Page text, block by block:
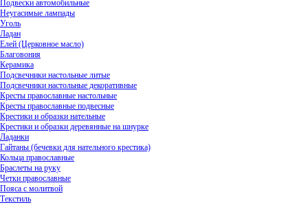
Подвески автомобильные
Неугасимые лампады
Уголь
Ладан
Елей (Церковное масло)
Благовония
Керамика
Подсвечники настольные литые
Подсвечники настольные декоративные
Кресты православные настольные
Кресты православные подвесные
Крестики и образки нательные
Крестики и образки деревянные на шнурке
Ладанки
Гайтаны (бечевки для нательного крестика)
Кольца православные
Браслеты на руку
Четки православные
Пояса с молитвой
Текстиль